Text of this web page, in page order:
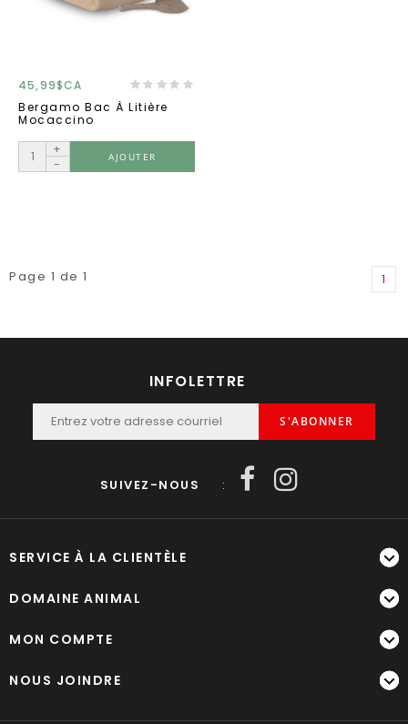
45,99$CA
Bergamo Bac À Litière
Mocaccino
+
-
AJOUTER
Page 1 de 1 1
INFOLETTRE
S'ABONNER
SUIVEZ-NOUS :
SERVICE À LA CLIENTÈLE
DOMAINE ANIMAL
MON COMPTE
NOUS JOINDRE